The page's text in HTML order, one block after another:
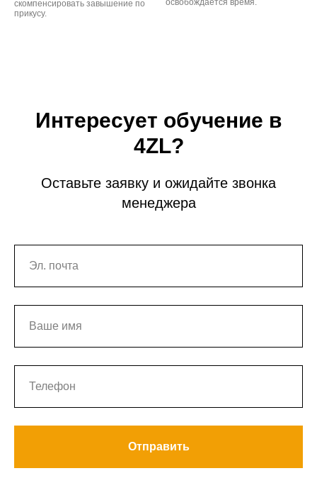
скомпенсировать завышение по
прикусу.
освобождается время.
Интересует обучение в
4ZL?
Оставьте заявку и ожидайте звонка
менеджера
Отправить